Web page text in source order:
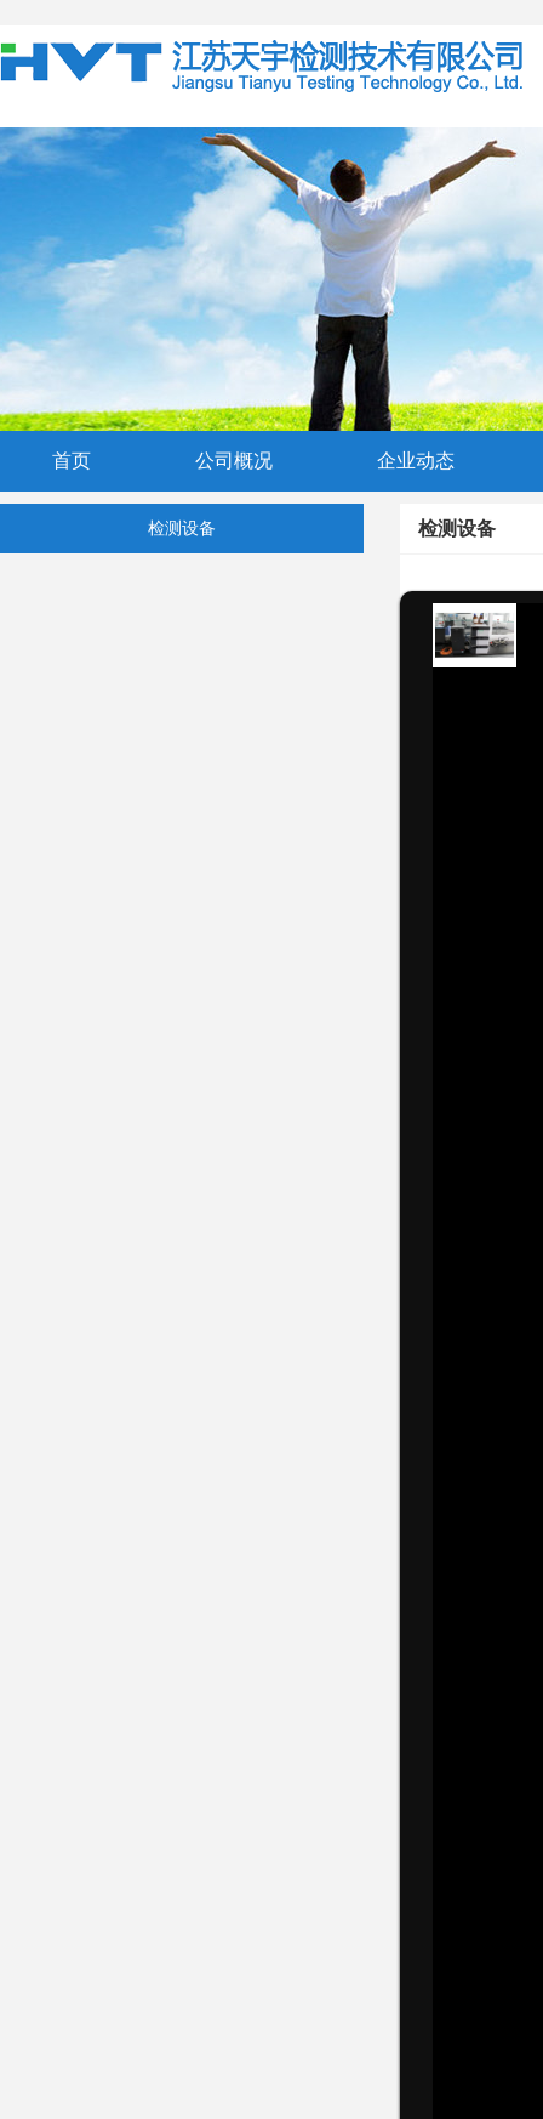
首页 公司概况 企业动态
检测设备 检测设备